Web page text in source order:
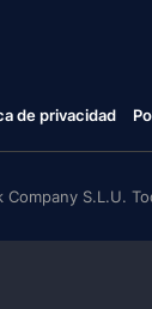
de privacidad
S.L.U.